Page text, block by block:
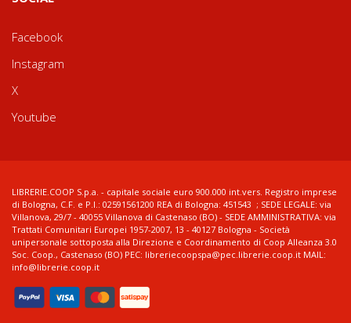
Facebook
Instagram
X
Youtube
LIBRERIE.COOP S.p.a. - capitale sociale euro 900.000 int.vers. Registro imprese
di Bologna, C.F. e P.I.: 02591561200 REA di Bologna: 451543 ; SEDE LEGALE: via
Villanova, 29/7 - 40055 Villanova di Castenaso (BO) - SEDE AMMINISTRATIVA: via
Trattati Comunitari Europei 1957-2007, 13 - 40127 Bologna - Società
unipersonale sottoposta alla Direzione e Coordinamento di Coop Alleanza 3.0
Soc. Coop., Castenaso (BO) PEC: libreriecoopspa@pec.librerie.coop.it MAIL:
info@librerie.coop.it